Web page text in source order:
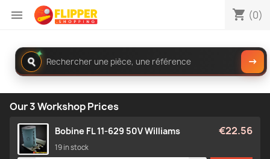
 shopping_cart (0)
✦
Rechercher
dans
le
→
Our 3 Workshop Prices
Bobine FL 11-629 50V Williams €22.56
19 in stock